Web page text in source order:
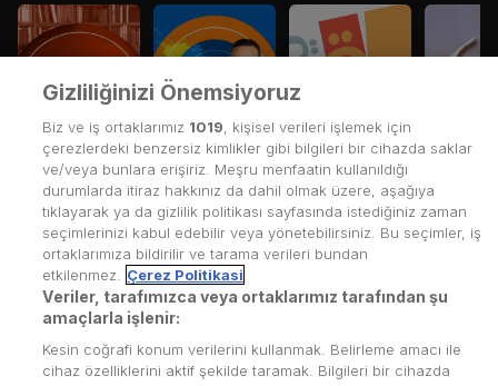
Kullanım Koşulları
Üyelik Sözleşmesi
Gizliliğinizi Önemsiyoruz
Biz ve iş ortaklarımız 1019 , kişisel verileri işlemek için
çerezlerdeki benzersiz kimlikler gibi bilgileri bir cihazda saklar
ve/veya bunlara erişiriz. Meşru menfaatin kullanıldığı
durumlarda itiraz hakkınız da dahil olmak üzere, aşağıya
tıklayarak ya da gizlilik politikası sayfasında istediğiniz zaman
seçimlerinizi kabul edebilir veya yönetebilirsiniz. Bu seçimler, iş
ortaklarımıza bildirilir ve tarama verileri bundan
etkilenmez.
Çerez Politikasi
Veriler, tarafımızca veya ortaklarımız tarafından şu
amaçlarla işlenir:
Kesin coğrafi konum verilerini kullanmak. Belirleme amacı ile
cihaz özelliklerini aktif şekilde taramak. Bilgileri bir cihazda